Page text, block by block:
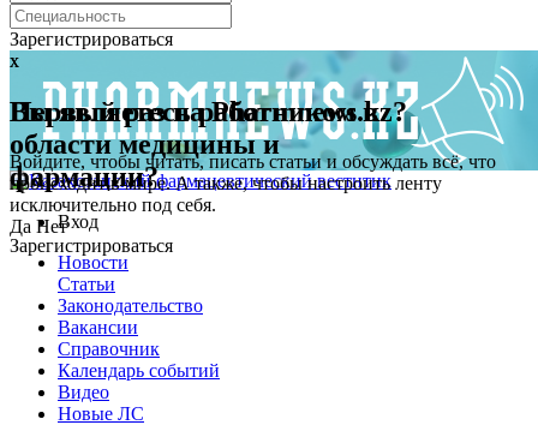
Зарегистрироваться
x
Первый раз на Pharmnews.kz?
Войдите, чтобы читать, писать статьи и обсуждать всё, что
происходит в мире. А также, чтобы настроить ленту
исключительно под себя.
Зарегистрироваться
x
Вы являетесь работником в
области медицины и
фармации?
Да НетВход
Новости
Статьи
Законодательство
Вакансии
Справочник
Календарь событий
Видео
Новые ЛС